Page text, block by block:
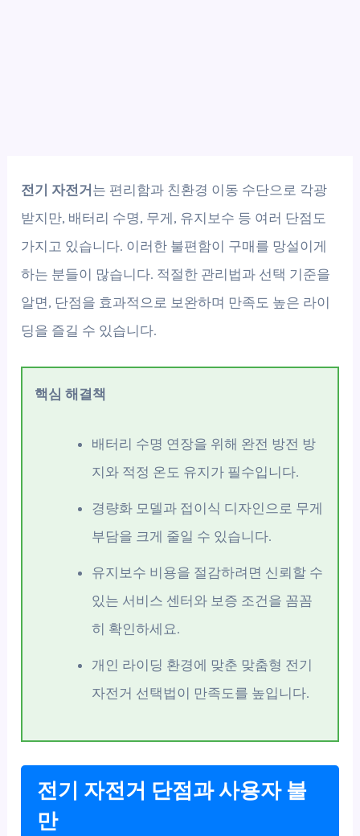
전기 자전거 는 편리함과 친환경 이동 수단으로 각광
받지만, 배터리 수명, 무게, 유지보수 등 여러 단점도
가지고 있습니다. 이러한 불편함이 구매를 망설이게
하는 분들이 많습니다. 적절한 관리법과 선택 기준을
알면, 단점을 효과적으로 보완하며 만족도 높은 라이
딩을 즐길 수 있습니다.
핵심 해결책
배터리 수명 연장을 위해 완전 방전 방
지와 적정 온도 유지가 필수입니다.
경량화 모델과 접이식 디자인으로 무게
부담을 크게 줄일 수 있습니다.
유지보수 비용을 절감하려면 신뢰할 수
있는 서비스 센터와 보증 조건을 꼼꼼
히 확인하세요.
개인 라이딩 환경에 맞춘 맞춤형 전기
자전거 선택법이 만족도를 높입니다.
전기 자전거 단점과 사용자 불
만